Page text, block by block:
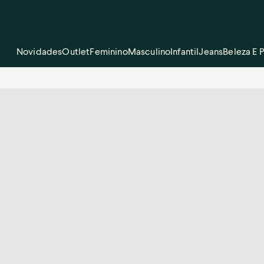
NovidadesOutletFemininoMasculinoInfantilJeansBeleza E